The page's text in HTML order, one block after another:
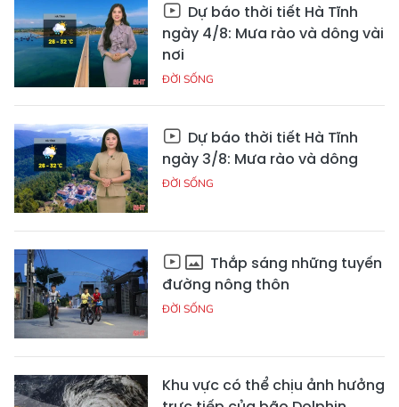
Dự báo thời tiết Hà Tĩnh
ngày 4/8: Mưa rào và dông vài
nơi
ĐỜI SỐNG
Dự báo thời tiết Hà Tĩnh
ngày 3/8: Mưa rào và dông
ĐỜI SỐNG
Thắp sáng những tuyến
đường nông thôn
ĐỜI SỐNG
Khu vực có thể chịu ảnh hưởng